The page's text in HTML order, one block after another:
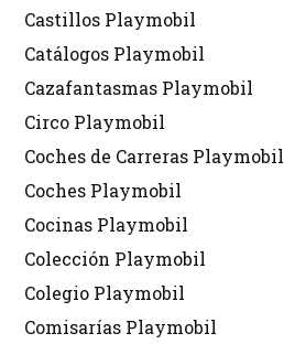
Castillos Playmobil
Catálogos Playmobil
Cazafantasmas Playmobil
Circo Playmobil
Coches de Carreras Playmobil
Coches Playmobil
Cocinas Playmobil
Colección Playmobil
Colegio Playmobil
Comisarías Playmobil